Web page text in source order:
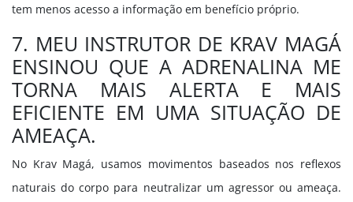
tem menos acesso a informação em benefício próprio.
7. MEU INSTRUTOR DE KRAV MAGÁ
ENSINOU QUE A ADRENALINA ME
TORNA MAIS ALERTA E MAIS
EFICIENTE EM UMA SITUAÇÃO DE
AMEAÇA.
No Krav Magá, usamos movimentos baseados nos reflexos
naturais do corpo para neutralizar um agressor ou ameaça.